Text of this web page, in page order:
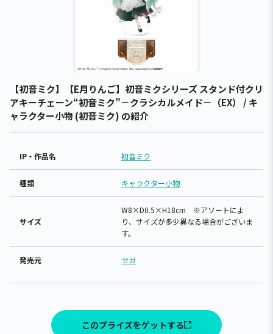
【初音ミク】【E月りんご】初音ミクシリーズ スタンド付クリ
アキーチェーン“初音ミク”－クラシカルメイド－（EX） / キ
ャラクター小物 (初音ミク) の紹介
IP・作品名 初音ミク
種類 キャラクター小物
サイズ
W8×D0.5×H18cm ※アソートによ
り、サイズが多少異なる場合がございま
す。
発売元 セガ
このプライズをゲットする